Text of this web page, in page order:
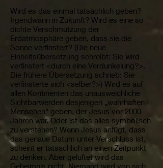
Wird es das einmal tatsächlich geben?
Irgendwann in Zukunft? Wird es eine so
dichte Verschmutzung der
Erdatmosphäre geben, dass sie die
Sonne verfinstert? (Die neue
Einheitsübersetzung schreibt: Sie wird
verfinstert <durch eine Verdunkelung?>.
Die frühere Übersetzung schrieb: Sie
verfinsterte sich <selber?>) Wird es auf
allen Kontinenten das unausweichliche
Sichtbarwerden desjenigen „wahrhaften
Menschen“ geben, der Jesus vor 2000
Jahren war. Oder ist das alles symbolisch
zu verstehen? Wenn Jesus anfügt, dass
das genaue Datum unter Verschluss ist,
scheint er tatsächlich an einen Zeitpunkt
zu denken. Aber gelüftet wird das
Geheimnis nicht. Niemand wird von sich